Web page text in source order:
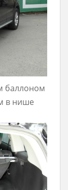
баллоном
в нише